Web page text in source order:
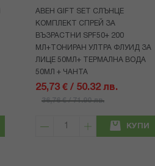
АВЕН GIFT SET СЛЪНЦЕ
КОМПЛЕКТ СПРЕЙ ЗА
ВЪЗРАСТНИ SPF50+ 200
МЛ+ТОНИРАН УЛТРА ФЛУИД ЗА
ЛИЦЕ 50МЛ+ ТЕРМАЛНА ВОДА
50МЛ + ЧАНТА
25,73 € / 50.32 лв.
36,76 € / 71.90 лв.
КУПИ